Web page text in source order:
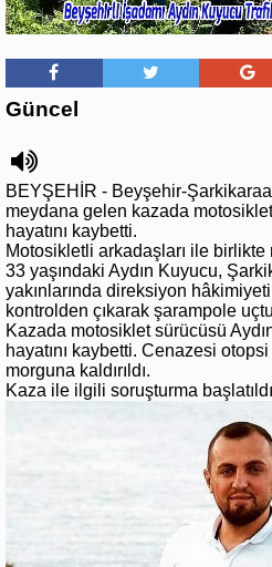
Güncel
BEYŞEHİR - Beyşehir-
meydana gelen kazada
hayatını kaybetti.
Motosikletli arkadaşları ile
33 yaşındaki Aydın Kuyucu,
yakınlarında direksiyon
kontrolden çıkarak şarampole
Kazada motosiklet sürücüsü
hayatını kaybetti. Cenazesi
morguna kaldırıldı.
Kaza ile ilgili soruşturma